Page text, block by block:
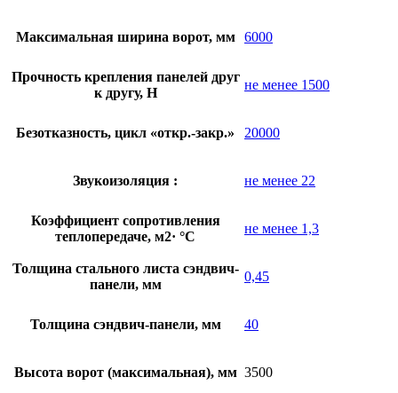
Максимальная ширина ворот, мм 6000
Прочность крепления панелей друг
к другу, Н
не менее 1500
Безотказность, цикл «откр.-закр.» 20000
Звукоизоляция : не менее 22
Коэффициент сопротивления
теплопередаче, м2· °С
не менее 1,3
Толщина стального листа сэндвич-
панели, мм
0,45
Толщина сэндвич-панели, мм 40
Высота ворот (максимальная), мм 3500